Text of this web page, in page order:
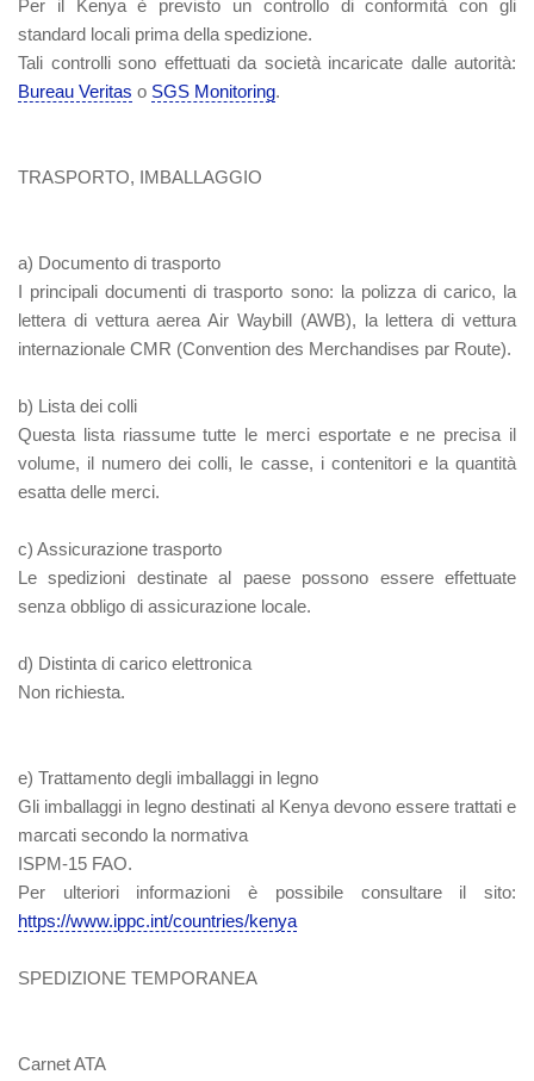
Per il Kenya è previsto un controllo di conformità con gli
standard locali prima della spedizione.
Tali controlli sono effettuati da società incaricate dalle autorità:
Bureau Veritas o SGS Monitoring.
TRASPORTO, IMBALLAGGIO
a) Documento di trasporto
I principali documenti di trasporto sono: la polizza di carico, la
lettera di vettura aerea Air Waybill (AWB), la lettera di vettura
internazionale CMR (Convention des Merchandises par Route).
b) Lista dei colli
Questa lista riassume tutte le merci esportate e ne precisa il
volume, il numero dei colli, le casse, i contenitori e la quantità
esatta delle merci.
c) Assicurazione trasporto
Le spedizioni destinate al paese possono essere effettuate
senza obbligo di assicurazione locale.
d) Distinta di carico elettronica
Non richiesta.
e) Trattamento degli imballaggi in legno
Gli imballaggi in legno destinati al Kenya devono essere trattati e
marcati secondo la normativa
ISPM-15 FAO.
Per ulteriori informazioni è possibile consultare il sito:
https://www.ippc.int/countries/kenya
SPEDIZIONE TEMPORANEA
Carnet ATA